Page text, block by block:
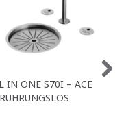
IN ONE S70I – ACE